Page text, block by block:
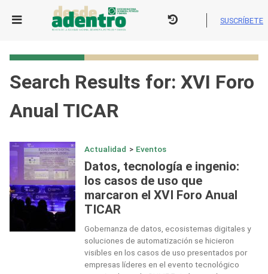
SUSCRÍBETE
Search Results for: XVI Foro
Anual TICAR
Actualidad > Eventos
Datos, tecnología e ingenio:
los casos de uso que
marcaron el XVI Foro Anual
TICAR
Gobernanza de datos, ecosistemas digitales y
soluciones de automatización se hicieron
visibles en los casos de uso presentados por
empresas líderes en el evento tecnológico